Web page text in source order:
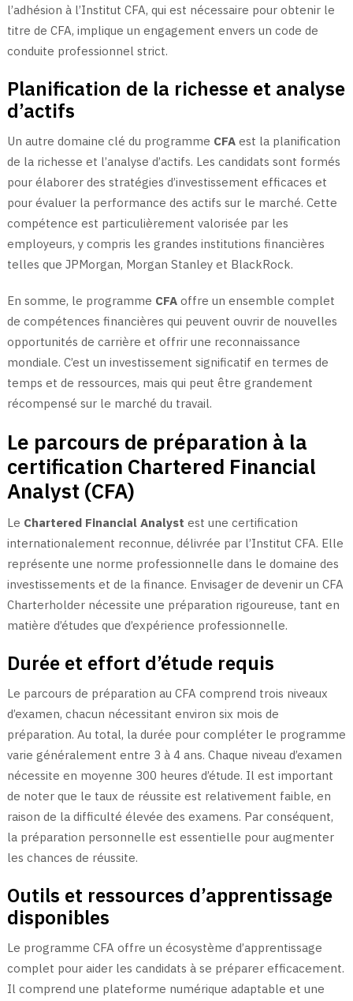
l’adhésion à l’Institut CFA, qui est nécessaire pour obtenir le
titre de CFA, implique un engagement envers un code de
conduite professionnel strict.
Planification de la richesse et analyse
d’actifs
Un autre domaine clé du programme CFAest la planification
de la richesse et l’analyse d’actifs. Les candidats sont formés
pour élaborer des stratégies d’investissement efficaces et
pour évaluer la performance des actifs sur le marché. Cette
compétence est particulièrement valorisée par les
employeurs, y compris les grandes institutions financières
telles que JPMorgan, Morgan Stanley et BlackRock.
En somme, le programme CFAoffre un ensemble complet
de compétences financières qui peuvent ouvrir de nouvelles
opportunités de carrière et offrir une reconnaissance
mondiale. C’est un investissement significatif en termes de
temps et de ressources, mais qui peut être grandement
récompensé sur le marché du travail.
Le parcours de préparation à la
certification Chartered Financial
Analyst (CFA)
Le Chartered Financial Analyst est une certification
internationalement reconnue, délivrée par l’Institut CFA. Elle
représente une norme professionnelle dans le domaine des
investissements et de la finance. Envisager de devenir un CFA
Charterholder nécessite une préparation rigoureuse, tant en
matière d’études que d’expérience professionnelle.
Durée et effort d’étude requis
Le parcours de préparation au CFA comprend trois niveaux
d’examen, chacun nécessitant environ six mois de
préparation. Au total, la durée pour compléter le programme
varie généralement entre 3 à 4 ans. Chaque niveau d’examen
nécessite en moyenne 300 heures d’étude. Il est important
de noter que le taux de réussite est relativement faible, en
raison de la difficulté élevée des examens. Par conséquent,
la préparation personnelle est essentielle pour augmenter
les chances de réussite.
Outils et ressources d’apprentissage
disponibles
Le programme CFA offre un écosystème d’apprentissage
complet pour aider les candidats à se préparer efficacement.
Il comprend une plateforme numérique adaptable et une